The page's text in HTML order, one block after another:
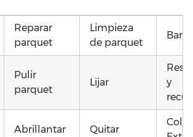
Reparar
parquet
Limpieza
de parquet
Pulir
parquet
Lijar
y
Abrillantar Quitar